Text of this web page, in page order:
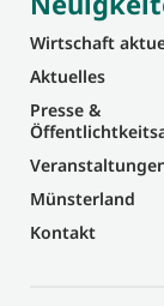
Wirtschaft
Aktuelles
Presse &
Münsterland
Kontakt